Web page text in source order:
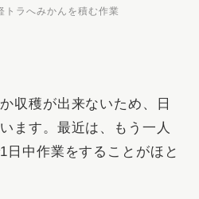
トラへみかんを積む作業
収穫が出来ないため、日
ます。最近は、もう一人
日中作業をすることがほと